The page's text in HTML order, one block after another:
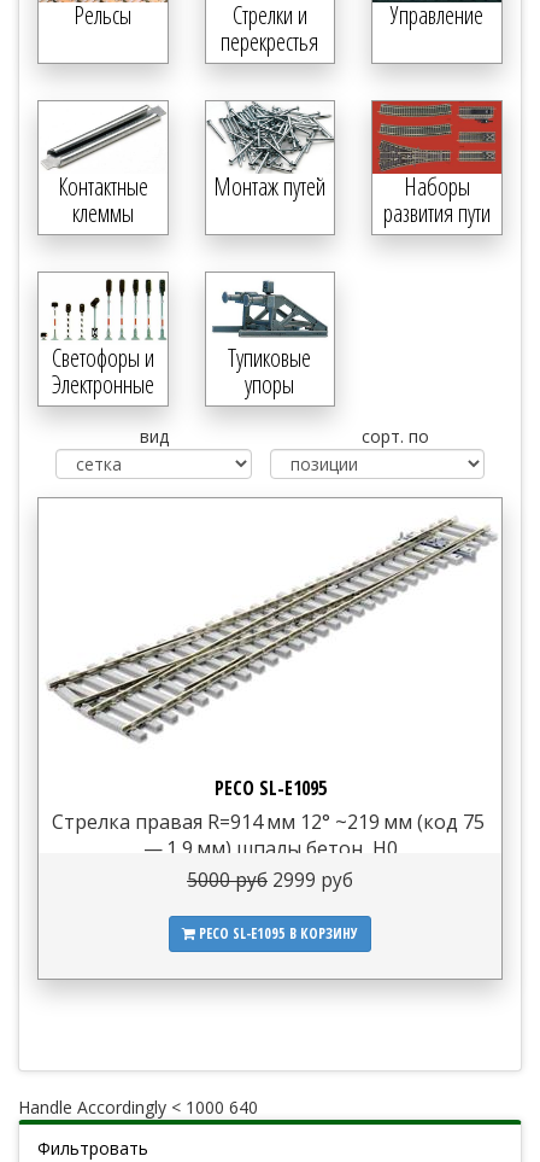
Рельсы
Стрелки и
перекрестья
Управление
Контактные
клеммы
Монтаж путей
Наборы
развития пути
Светофоры и
Электронные
компоненты
Тупиковые
упоры
вид сорт. по
PECO SL-E1095
Стрелка правая R=914 мм 12° ~219 мм (код 75
— 1,9 мм) шпалы бетон, H0
5000 руб 2999 руб
PECO SL-E1095 В КОРЗИНУ
Handle Accordingly < 1000 640
Фильтровать